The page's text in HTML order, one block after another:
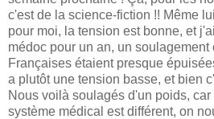
c'est de la science-fiction !! Même
pour moi, la tension est bonne, et
médoc pour un an, un soulagement
Françaises étaient presque
a plutôt une tension basse, et bien
Nous voilà soulagés d'un poids,
système médical est différent, on